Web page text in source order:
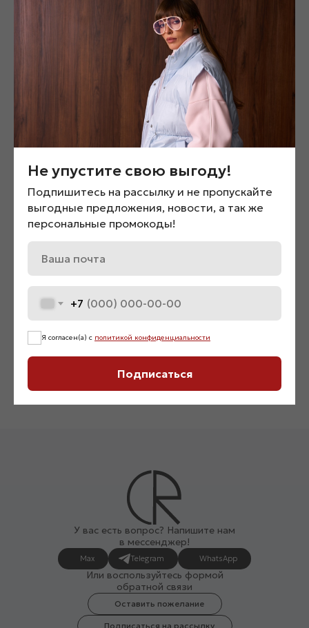
г.Новокузнецк ул. Кирова 55 ТРЦ
г. Барнаул, ул. Строителей, 117
Джинсы «022252»
У вас есть вопрос? Напишите нам
в мессенджер!
Max Telegram WhatsApp
Или воспользуйтесь формой
обратной связи
Оставить пожелание
Подписаться на рассылку
Не упустите свою выгоду!
Подпишитесь на рассылку и не пропускайте
выгодные предложения, новости, а так же
персональные промокоды!
+7
Я согласен(а) с политикой конфиденциальности
Подписаться